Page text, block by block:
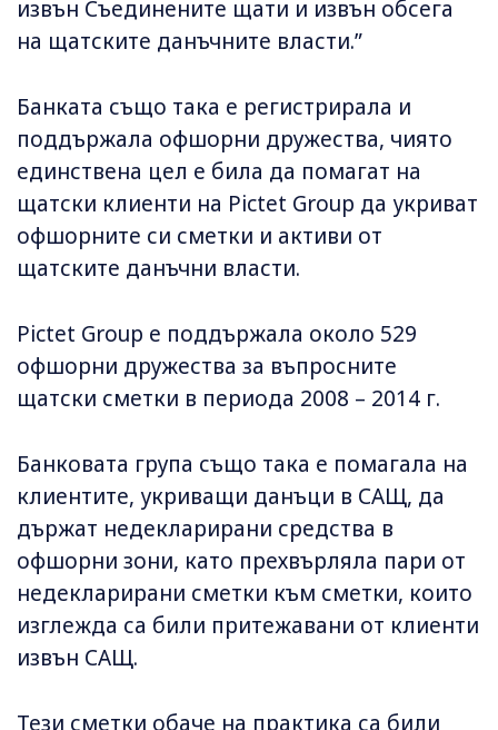
извън Съединените щати и извън обсега
на щатските данъчните власти.”
Банката също така е регистрирала и
поддържала офшорни дружества, чиято
единствена цел е била да помагат на
щатски клиенти на Pictet Group да укриват
офшорните си сметки и активи от
щатските данъчни власти.
Pictet Group е поддържала около 529
офшорни дружества за въпросните
щатски сметки в периода 2008 – 2014 г.
Банковата група също така е помагала на
клиентите, укриващи данъци в САЩ, да
държат недекларирани средства в
офшорни зони, като прехвърляла пари от
недекларирани сметки към сметки, които
изглежда са били притежавани от клиенти
извън САЩ.
Тези сметки обаче на практика са били